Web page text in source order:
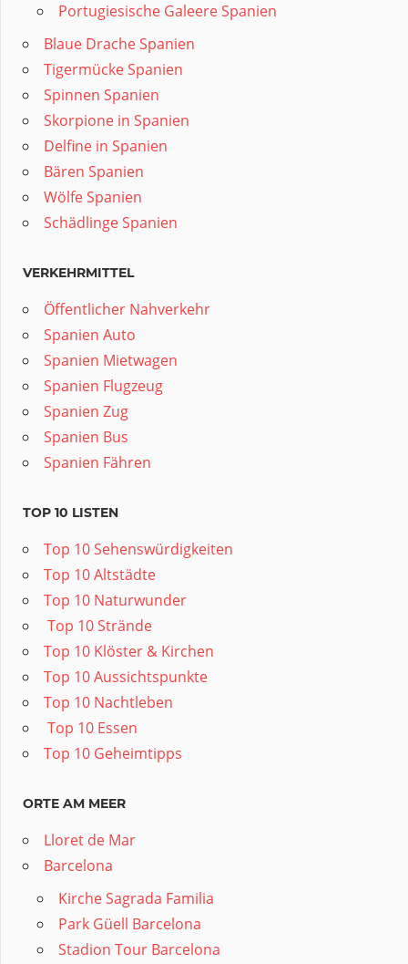
Portugiesische Galeere Spanien
Blaue Drache Spanien
Tigermücke Spanien
Spinnen Spanien
Skorpione in Spanien
Delfine in Spanien
Bären Spanien
Wölfe Spanien
Schädlinge Spanien
VERKEHRMITTEL
Öffentlicher Nahverkehr
Spanien Auto
Spanien Mietwagen
Spanien Flugzeug
Spanien Zug
Spanien Bus
Spanien Fähren
TOP 10 LISTEN
Top 10 Sehenswürdigkeiten
Top 10 Altstädte
Top 10 Naturwunder
️ Top 10 Strände
Top 10 Klöster & Kirchen
Top 10 Aussichtspunkte
Top 10 Nachtleben
️ Top 10 Essen
Top 10 Geheimtipps
ORTE AM MEER
Lloret de Mar
Barcelona
Kirche Sagrada Familia
Park Güell Barcelona
Stadion Tour Barcelona